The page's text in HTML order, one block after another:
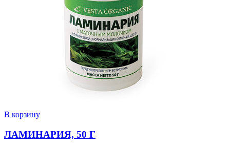
В корзину
ЛАМИНАРИЯ, 50 Г